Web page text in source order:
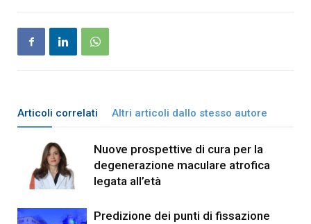
Articoli correlati Altri articoli dallo stesso autore
Nuove prospettive di cura per la
degenerazione maculare atrofica
legata all’età
Predizione dei punti di fissazione